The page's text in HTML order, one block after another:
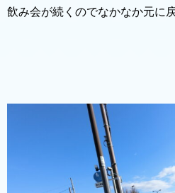
飲み会が続くのでなかなか元に